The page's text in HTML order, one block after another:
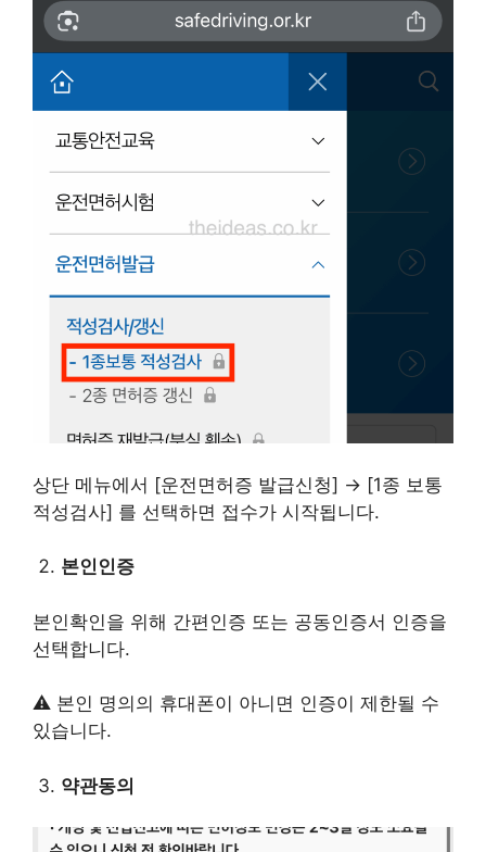
상단 메뉴에서 [운전면허증 발급신청] → [1종 보통
적성검사] 를 선택하면 접수가 시작됩니다.
본인인증
본인확인을 위해 간편인증 또는 공동인증서 인증을
선택합니다.
⚠️ 본인 명의의 휴대폰이 아니면 인증이 제한될 수
있습니다.
약관동의